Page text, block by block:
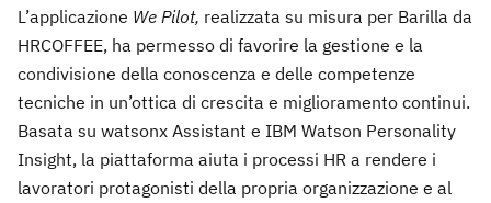
L’applicazione We Pilot, realizzata su misura per Barilla da
HRCOFFEE, ha permesso di favorire la gestione e la
condivisione della conoscenza e delle competenze
tecniche in un’ottica di crescita e miglioramento continui.
Basata su watsonx Assistant e IBM Watson Personality
Insight, la piattaforma aiuta i processi HR a rendere i
lavoratori protagonisti della propria organizzazione e al